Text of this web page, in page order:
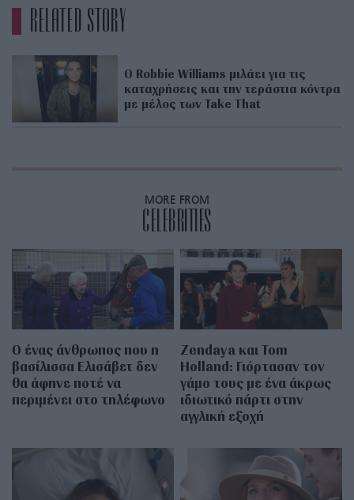
RELATED STORY
Ο Robbie Williams μιλάει για τις
καταχρήσεις και την τεράστια κόντρα
με μέλος των Take That
MORE FROM
CELEBRITIES
Ο ένας άνθρωπος που η
βασίλισσα Ελισάβετ δεν
θα άφηνε ποτέ να
περιμένει στο τηλέφωνο
Zendaya και Tom
Holland: Γιόρτασαν τον
γάμο τους με ένα άκρως
ιδιωτικό πάρτι στην
αγγλική εξοχή